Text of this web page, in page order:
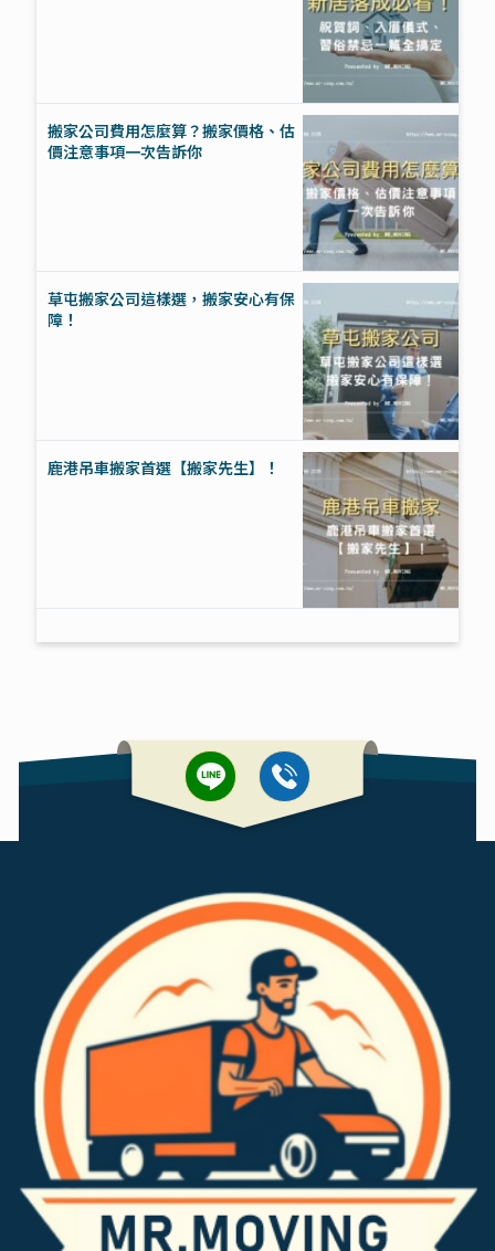
搬家公司費用怎麼算？搬家價格、估
價注意事項一次告訴你
草屯搬家公司這樣選，搬家安心有保
障！
鹿港吊車搬家首選【搬家先生】！